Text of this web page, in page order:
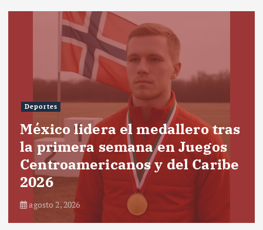
Deportes
México lidera el medallero tras
la primera semana en Juegos
Centroamericanos y del Caribe
2026
agosto 2, 2026